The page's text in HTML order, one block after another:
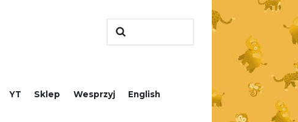
YT Sklep Wesprzyj English